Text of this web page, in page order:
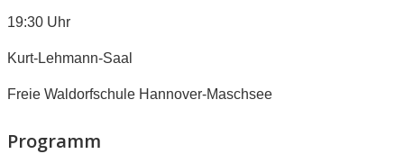
19:30 Uhr
Kurt-Lehmann-Saal
Freie Waldorfschule Hannover-Maschsee
Programm